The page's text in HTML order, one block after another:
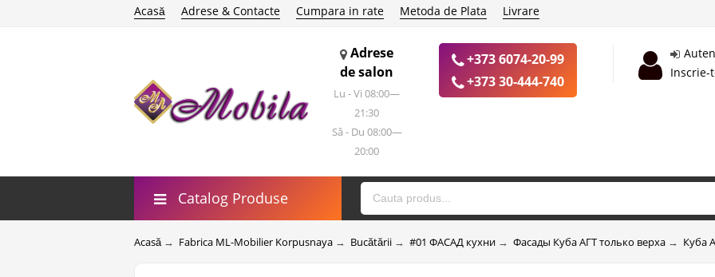
Acasă Adrese & Contacte Cumpara in rate Metoda de Plata Livrare
Adrese
de salon
Lu - Vi 08:00—
21:30
Sâ - Du 08:00—
20:00
+373 6074-20-99
+373 30-444-740
Inscrie-
Catalog Produse
Acasă → Fabrica ML-Mobilier Korpusnaya → Bucătării → #01 ФАСАД кухни → Фасады Куба АГТ только верха → Куба